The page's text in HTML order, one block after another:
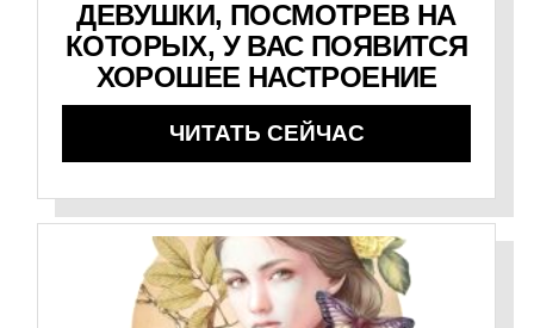
ДЕВУШКИ, ПОСМОТРЕВ НА
КОТОРЫХ, У ВАС ПОЯВИТСЯ
ХОРОШЕЕ НАСТРОЕНИЕ
ЧИТАТЬ СЕЙЧАС